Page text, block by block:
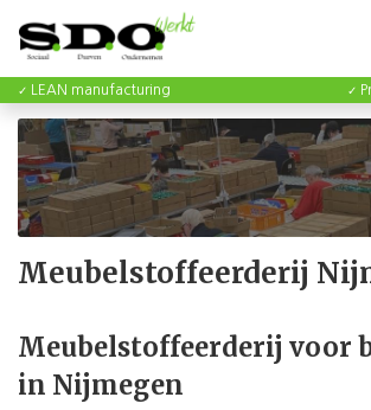
LEAN manufacturing
Meubelstoffeerderij
Meubelstoffeerderij voor
in Nijmegen